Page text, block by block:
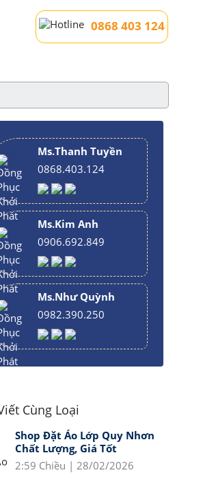
0868 403 124
Ms.Thanh Tuyền
0868.403.124
Ms.Kim Anh
0906.692.849
Ms.Như Quỳnh
0982.390.250
Cùng Loại
Shop Đặt Áo Lớp Quy Nhơn
Chất Lượng, Giá Tốt
2:59 Chiều | 28/02/2026